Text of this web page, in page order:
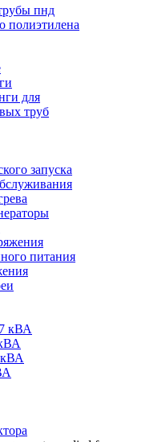
пнд
полиэтилена
для
труб
запуска
питания
кВА
кВА